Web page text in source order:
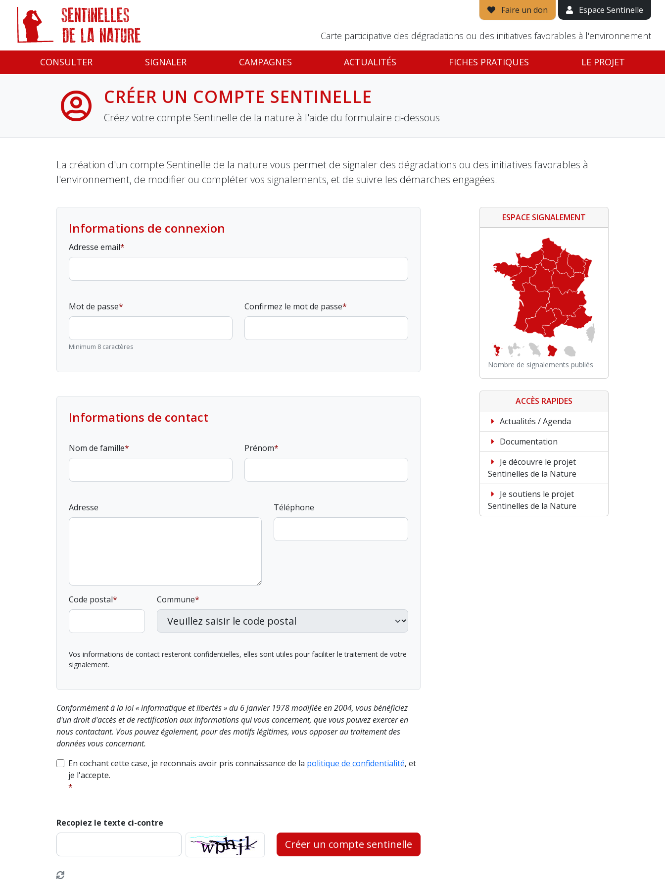
Faire un don Espace Sentinelle
Carte participative des dégradations ou des initiatives favorables à l'environnement
CONSULTER SIGNALER CAMPAGNES ACTUALITÉS FICHES PRATIQUES LE PROJET
CRÉER UN COMPTE SENTINELLE
Créez votre compte Sentinelle de la nature à l'aide du formulaire ci-dessous
La création d'un compte Sentinelle de la nature vous permet de signaler des dégradations ou des initiatives favorables à
l'environnement, de modifier ou compléter vos signalements, et de suivre les démarches engagées.
Informations de connexion
Adresse email
Mot de passe
Minimum 8 caractères
Confirmez le mot de passe
Informations de contact
Nom de famille Prénom
Adresse Téléphone
Code postal Commune
Vos informations de contact resteront confidentielles, elles sont utiles pour faciliter le traitement de votre
signalement.
Conformément à la loi « informatique et libertés » du 6 janvier 1978 modifiée en 2004, vous bénéficiez
d'un droit d'accès et de rectification aux informations qui vous concernent, que vous pouvez exercer en
nous contactant. Vous pouvez également, pour des motifs légitimes, vous opposer au traitement des
données vous concernant.
En cochant cette case, je reconnais avoir pris connaissance de la politique de confidentialité, et
je l'accepte.
Recopiez le texte ci-contre
Créer un compte sentinelle
ESPACE SIGNALEMENT
Nombre de signalements publiés
ACCÈS RAPIDES
Actualités / Agenda
Documentation
Je découvre le projet
Sentinelles de la Nature
Je soutiens le projet
Sentinelles de la Nature
Panneau de gestion des cookies